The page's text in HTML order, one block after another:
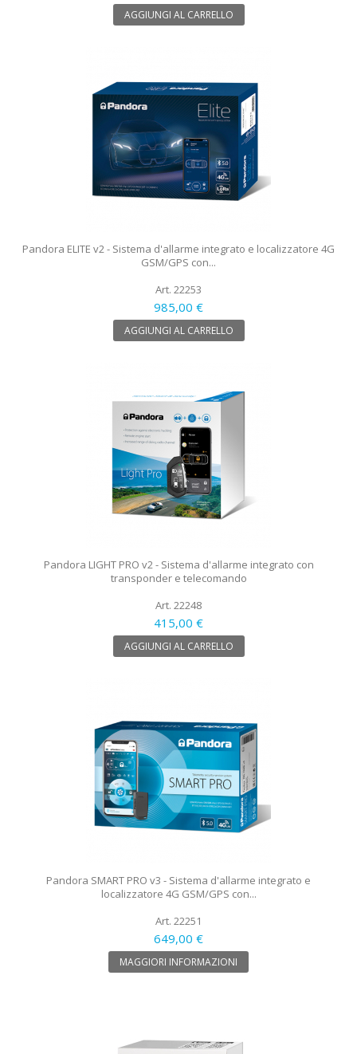
AGGIUNGI AL CARRELLO
Pandora ELITE v2 - Sistema d'allarme integrato e localizzatore 4G
GSM/GPS con...
Art. 22253
985,00 €
AGGIUNGI AL CARRELLO
Pandora LIGHT PRO v2 - Sistema d'allarme integrato con
transponder e telecomando
Art. 22248
415,00 €
AGGIUNGI AL CARRELLO
Pandora SMART PRO v3 - Sistema d'allarme integrato e
localizzatore 4G GSM/GPS con...
Art. 22251
649,00 €
MAGGIORI INFORMAZIONI